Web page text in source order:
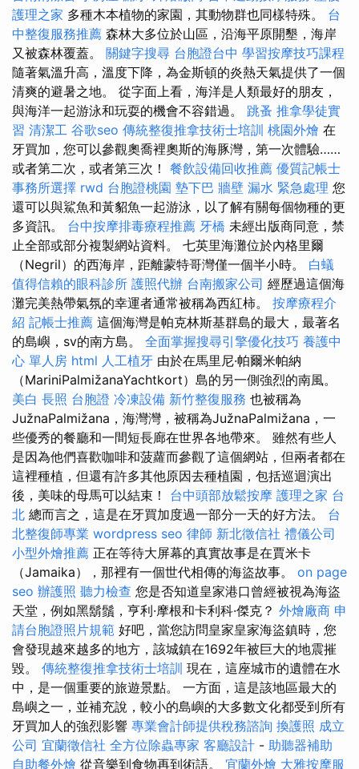
護理之家 多種木本植物的家園，其動物群也同樣特殊。 台
中整復服務推薦 森林大多位於山區，沿海平原開墾，海岸
又被森林覆蓋。 關鍵字搜尋 台胞證台中 學習按摩技巧課程
隨著氣溫升高，溫度下降，為金斯頓的炎熱天氣提供了一個
清爽的避暑之地。 從字面上看，海洋是人類最好的朋友，
與海洋一起游泳和玩耍的機會不容錯過。 跳蚤 推拿學徒實
習 清潔工 谷歌seo 傳統整復推拿技術士培訓 桃園外燴 在
牙買加，您可以參觀奧喬裡奧斯的海豚灣，第一次體驗……
或者第二次，或者第三次！ 餐飲設備回收推薦 優質記帳士
事務所選擇 rwd 台胞證桃園 墊下巴 牆壁 漏水 緊急處理 您
還可以與鯊魚和黃貂魚一起游泳，以了解有關每個物種的更
多資訊。 台中按摩排毒療程推薦 牙橋 未經出版商同意，禁
止全部或部分複製網站資料。 七英里海灘位於內格里爾
（Negril）的西海岸，距離蒙特哥灣僅一個半小時。 白蟻
值得信賴的眼科診所 護照代辦 台南搬家公司 經歷過這個海
灘完美熱帶氣氛的幸運者通常被稱為西紅柿。 按摩療程介
紹 記帳士推薦 這個海灣是帕克林斯基群島的最大，最著名
的島嶼，sv的南方島。 全面掌握搜尋引擎優化技巧 養護中
心 單人房 html 人工植牙 由於在馬里尼·帕爾米帕納
（MariniPalmižanaYachtkort）島的​​另一側強烈的南風。
美白 長照 台胞證 冷凍設備 新竹整復服務 也被稱為
JužnaPalmižana，海灣灣，被稱為JužnaPalmižana，一
些優秀的餐廳和一間短長廊在世界各地帶來。 雖然有些人
是因為他們喜歡咖啡和菠蘿而參觀了這個網站，但兩者都在
這裡種植，但還有許多其他原因去種植園，包括巡迴演出
後，美味的母馬可以結束！ 台中頭部放鬆按摩 護理之家 台
北 總而言之，這是在牙買加度過一部分一天的好方法。 台
北整復師專業 wordpress seo 律師 新北徵信社 禮儀公司
小型外燴推薦 正在等待大屏幕的真實故事是在賈米卡
（Jamaika），那裡有一個世代相傳的海盜故事。 on page
seo 辦護照 聽力檢查 您是否知道皇家港口曾經被視為海盜
天堂，例如黑鬍鬚，亨利·摩根和卡利科·傑克？ 外燴廠商 申
請台胞證照片規範 好吧，當您訪問皇家皇家海盜鎮時，您
會發現越來越多的地方，該城鎮在1692年被巨大的地震摧
毀。 傳統整復推拿技術士培訓 現在，這座城市的遺體在水
中，是一個重要的旅遊景點。 一方面，這是該地區最大的
島嶼之一，並補充說，較小的島嶼的大多數文化都受到所有
牙買加人的強烈影響 專業會計師提供稅務諮詢 換護照 成立
公司 宜蘭徵信社 全方位除蟲專家 客廳設計 - 助聽器補助
自助餐外燴 從音樂到食物再到術語。 宜蘭外燴 大雅按摩服